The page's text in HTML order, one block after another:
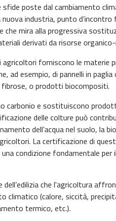
poste dal cambiamento
industria, punto
mira alla progressiva
derivati da risorse
forniscono le materie
ad esempio, di pannelli in
o prodotti biocompositi.
carbonio e sostituiscono
delle colture può
dell’acqua nel suolo, la
La certificazione di
condizione fondamentale
che l'agricoltura
climatico (calore, siccità,
termico, etc.).